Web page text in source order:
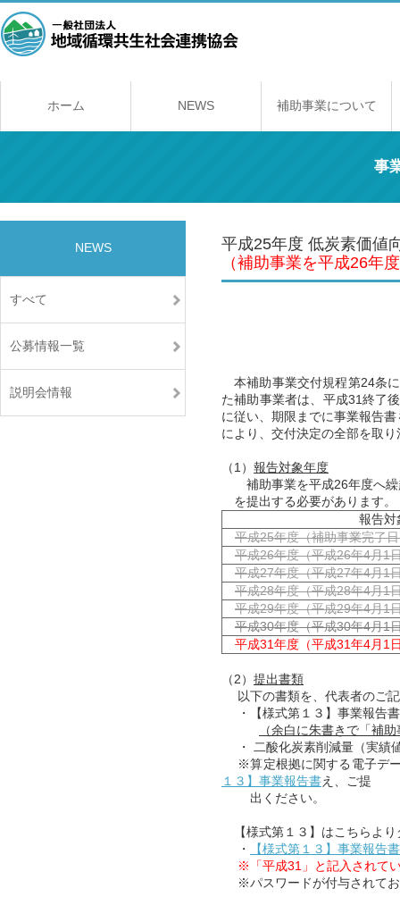
ホーム NEWS 補助事業について
事
平成25年度 低炭素価値
（補助事業を平成26年
本補助事業交付規程第24条
た補助事業者は、平成31終了
に従い、期限までに事業報告
により、交付決定の全部を取
（1） 報告対象年度
補助事業を平成26年度へ繰
を提出する必要があります。
報告対
平成25年度（補助事業完了
平成26年度（平成26年4月1
平成27年度（平成27年4月1
平成28年度（平成28年4月1
平成29年度（平成29年4月1
平成30年度（平成30年4月1
平成31年度（平成31年4月1
（2） 提出書類
以下の書類を、代表者のご
・【様式第１３】事業報告書
（余白に朱書きで「補
・ 二酸化炭素削減量（実績
※算定根拠に関する電子デー
１３】事業報告書え、ご提
出ください。
【様式第１３】はこちらより
・
【様式第１３】事業報告書
※「平成31」と記入されて
※パスワードが付与されてお
NEWS
すべて
公募情報一覧
説明会情報